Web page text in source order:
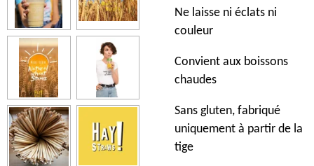
Ne laisse ni éclats ni
couleur
Convient aux boissons
chaudes
Sans gluten, fabriqué
uniquement à partir de la
tige